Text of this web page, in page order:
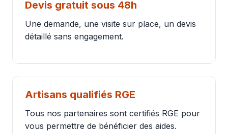
Devis gratuit sous 48h
Une demande, une visite sur place, un devis
détaillé sans engagement.
Artisans qualifiés RGE
Tous nos partenaires sont certifiés RGE pour
vous permettre de bénéficier des aides.